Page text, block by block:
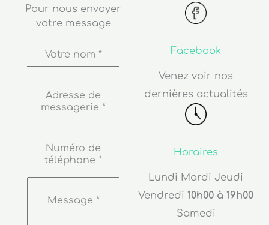
Pour nous envoyer
votre message
Votre nom *
Adresse de
messagerie *
Numéro de
téléphone *
Message *
Facebook
Venez voir nos
dernières actualités
Horaires
Lundi Mardi Jeudi
Vendredi 10h00 à 19h00
Samedi